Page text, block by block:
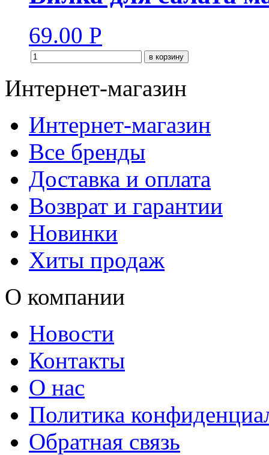
69.00 Р
в корзину
Интернет-магазин
Интернет-магазин
Все бренды
Доставка и оплата
Возврат и гарантии
Новинки
Хиты продаж
О компании
Новости
Контакты
О нас
Политика
Обратная связь